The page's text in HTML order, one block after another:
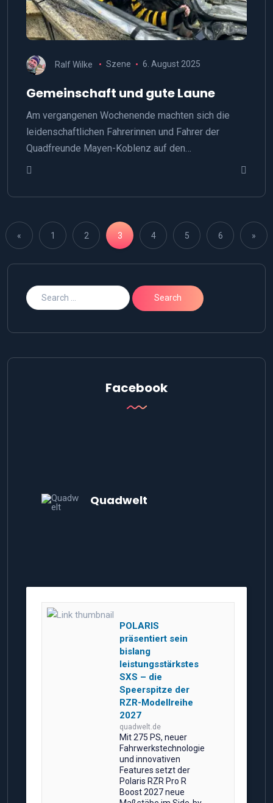
Ralf Wilke Szene 6. August 2025
Gemeinschaft und gute Laune
Am vergangenen Wochenende machten sich die
leidenschaftlichen Fahrerinnen und Fahrer der
Quadfreunde Mayen-Koblenz auf den…
« 1 2 3 4 5 6 »
Facebook
Quadwelt
POLARIS
präsentiert sein
bislang
leistungsstärkstes
SXS – die
Speerspitze der
RZR-Modellreihe
2027
quadwelt.de
Mit 275 PS, neuer
Fahrwerkstechnologie
und innovativen
Features setzt der
Polaris RZR Pro R
Boost 2027 neue